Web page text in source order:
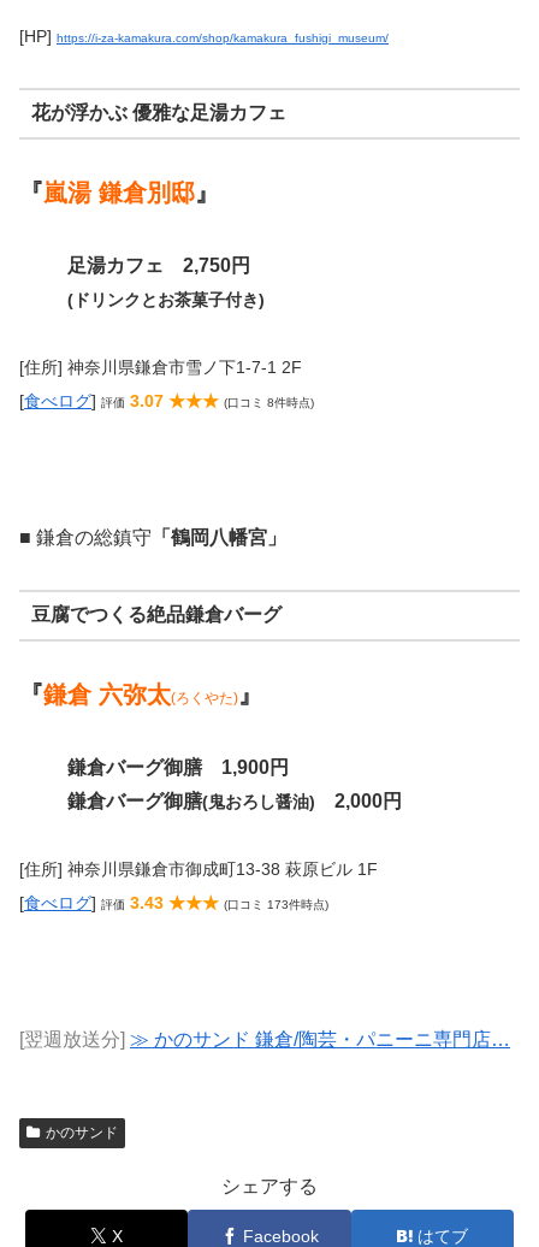
[HP] https://i-za-kamakura.com/shop/kamakura_fushigi_museum/
花が浮かぶ 優雅な足湯カフェ
『嵐湯 鎌倉別邸』
足湯カフェ 2,750円
(ドリンクとお茶菓子付き)
[住所] 神奈川県鎌倉市雪ノ下1-7-1 2F
[食べログ] 評価 3.07 ★★★ (口コミ 8件時点)
■ 鎌倉の総鎮守 「鶴岡八幡宮」
豆腐でつくる絶品鎌倉バーグ
『鎌倉 六弥太(ろくやた)』
鎌倉バーグ御膳 1,900円
鎌倉バーグ御膳(鬼おろし醤油) 2,000円
[住所] 神奈川県鎌倉市御成町13-38 萩原ビル 1F
[食べログ] 評価 3.43 ★★★ (口コミ 173件時点)
[翌週放送分] ≫ かのサンド 鎌倉/陶芸・パニーニ専門店…
かのサンド
シェアする
X Facebook はてブ